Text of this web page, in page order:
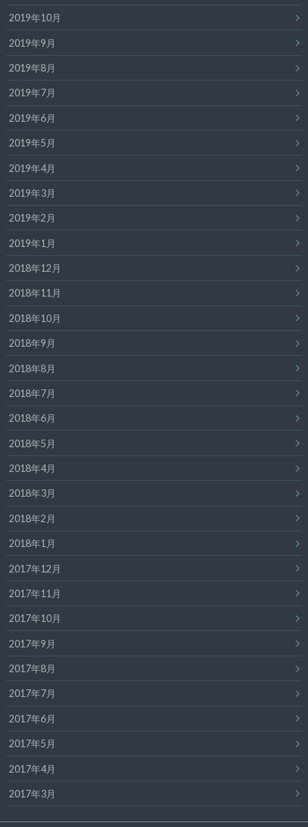
2019年10月
2019年9月
2019年8月
2019年7月
2019年6月
2019年5月
2019年4月
2019年3月
2019年2月
2019年1月
2018年12月
2018年11月
2018年10月
2018年9月
2018年8月
2018年7月
2018年6月
2018年5月
2018年4月
2018年3月
2018年2月
2018年1月
2017年12月
2017年11月
2017年10月
2017年9月
2017年8月
2017年7月
2017年6月
2017年5月
2017年4月
2017年3月